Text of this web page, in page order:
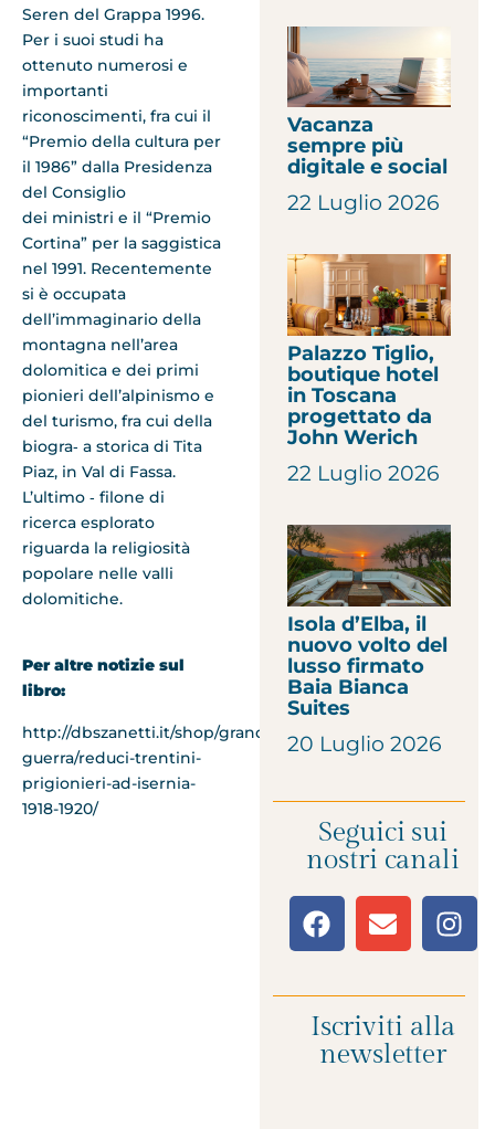
Seren del Grappa 1996.
Per i suoi studi ha
ottenuto numerosi e
importanti
riconoscimenti, fra cui il
“Premio della cultura per
il 1986” dalla Presidenza
del Consiglio
dei ministri e il “Premio
Cortina” per la saggistica
nel 1991. Recentemente
si è occupata
dell’immaginario della
montagna nell’area
dolomitica e dei primi
pionieri dell’alpinismo e
del turismo, fra cui della
biogra‑ a storica di Tita
Piaz, in Val di Fassa.
L’ultimo ‑ filone di
ricerca esplorato
riguarda la religiosità
popolare nelle valli
dolomitiche.
Per altre notizie sul
libro:
http://dbszanetti.it/shop/grande-
guerra/reduci-trentini-
prigionieri-ad-isernia-
1918-1920/
Vacanza
sempre più
digitale e social
22 Luglio 2026
Palazzo Tiglio,
boutique hotel
in Toscana
progettato da
John Werich
22 Luglio 2026
Isola d’Elba, il
nuovo volto del
lusso firmato
Baia Bianca
Suites
20 Luglio 2026
Seguici sui
nostri canali
Iscriviti alla
newsletter